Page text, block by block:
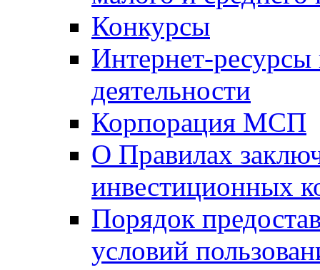
Конкурсы
Интернет-
деятельности
Корпорация МСП
О Правилах
инвестиционных
Порядок
условий